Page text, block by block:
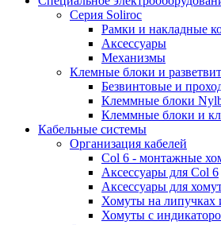
Серия Soliroc
Рамки и накладные
Аксессуары
Механизмы
Клемные блоки и
Безвинтовые и
Клеммные блоки
Клеммные блоки и
Кабельные системы
Организация кабелей
Col 6 - монтажные
Аксессуары для Col 6
Аксессуары для
Хомуты на липучках
Хомуты с